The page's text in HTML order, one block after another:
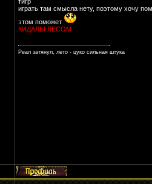
играть там смысла нету, поэтому хочу
этом поможет
КИДАЛЫ ЛЕСОМ
Реал затянул, лето - цуко сильная штука